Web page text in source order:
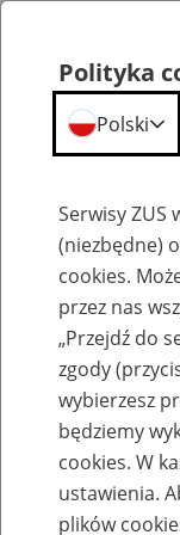
Komunikaty
Polityka
Polski
Serwisy ZUS
(niezbędne)
cookies.
przez nas
„Przejdź do
zgody
wybierzesz
będziemy
cookies. W
ustawienia.
plików